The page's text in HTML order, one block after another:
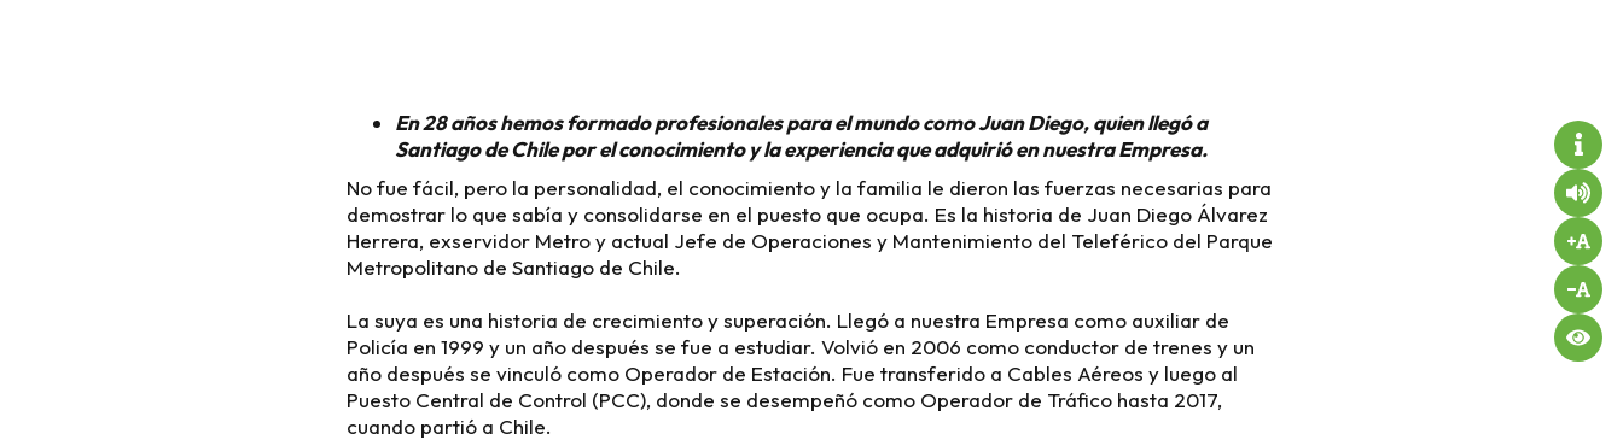
En 28 años hemos formado profesionales para el mundo como Juan Diego, quien llegó a
Santiago de Chile por el conocimiento y la experiencia que adquirió en nuestra Empresa.
No fue fácil, pero la personalidad, el conocimiento y la familia le dieron las fuerzas necesarias para
demostrar lo que sabía y consolidarse en el puesto que ocupa. Es la historia de Juan Diego Álvarez
Herrera, exservidor Metro y actual Jefe de Operaciones y Mantenimiento del Teleférico del Parque
Metropolitano de Santiago de Chile.
La suya es una historia de crecimiento y superación. Llegó a nuestra Empresa como auxiliar de
Policía en 1999 y un año después se fue a estudiar. Volvió en 2006 como conductor de trenes y un
año después se vinculó como Operador de Estación. Fue transferido a Cables Aéreos y luego al
Puesto Central de Control (PCC), donde se desempeñó como Operador de Tráfico hasta 2017,
cuando partió a Chile.